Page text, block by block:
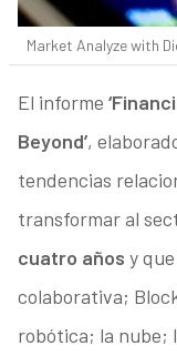
Market Analyze with
El informe
Beyond’,
tendencias
transformar al
cuatro años y
colaborativa;
robótica; la nube;